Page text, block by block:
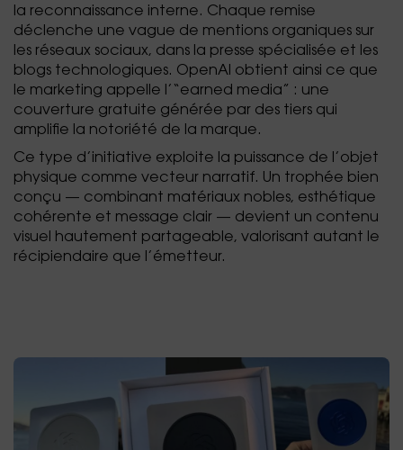
la reconnaissance interne. Chaque remise
déclenche une vague de mentions organiques sur
les réseaux sociaux, dans la presse spécialisée et les
blogs technologiques. OpenAI obtient ainsi ce que
le marketing appelle l’“earned media” : une
couverture gratuite générée par des tiers qui
amplifie la notoriété de la marque.
Ce type d’initiative exploite la puissance de l’objet
physique comme vecteur narratif. Un trophée bien
conçu — combinant matériaux nobles, esthétique
cohérente et message clair — devient un contenu
visuel hautement partageable, valorisant autant le
récipiendaire que l’émetteur.